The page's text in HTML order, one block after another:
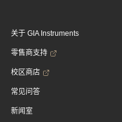
关于 GIA Instruments
零售商支持
校区商店
常见问答
新闻室